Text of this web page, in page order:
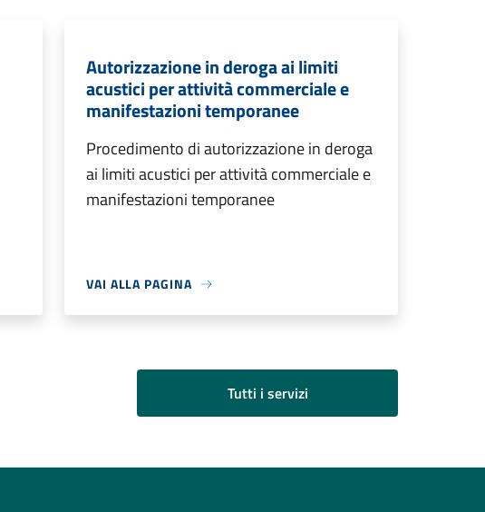
Autorizzazione in deroga ai limiti
acustici per attività commerciale e
manifestazioni temporanee
Procedimento di autorizzazione in deroga
ai limiti acustici per attività commerciale e
manifestazioni temporanee
VAI ALLA PAGINA
Tutti i servizi